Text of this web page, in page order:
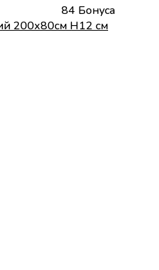
84 Бонуса
200х80см H12 см